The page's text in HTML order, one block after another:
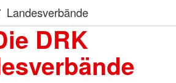
Landesverbände
DRK